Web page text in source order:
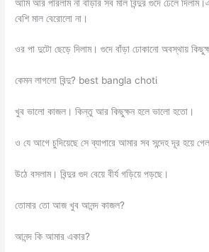
আমি আর পারলাম না বাঁড়ার সব মাল বিন্দুর গুদে ঢেলে
বেশি মাল বেরোলো না।
ওর পা দুটো ছেড়ে দিলাম। গুদে বাঁড়া ঢোকানো অবস্থায়
কেমন লাগলো বিন্দু? best bangla choti
খুব ভালো কাজল। কিন্তু আর কিছুক্ষন হলে ভালো হতো।
ও যে আগে চুদিয়েছে সে ব্যাপারে আমার সব সন্দেহ দূর হয়ে
উঠে বসলাম। বিন্দুর গুদ বেয়ে বীর্য গড়িয়ে পড়ছে।
তোমার তো আজ খুব আনন্দ কাজল?
আনন্দ কি আমার একার?